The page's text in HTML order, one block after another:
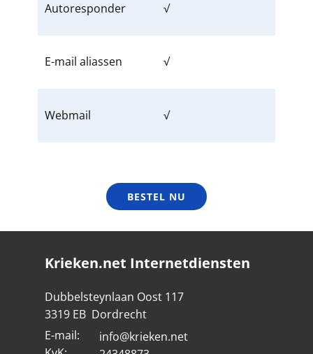
Autoresponder √
E-mail aliassen √
Webmail √
BESTEL NU
Krieken.net Internetdiensten
Dubbelsteynlaan Oost 117
3319 EB Dordrecht
info@krieken.net
E-mail: